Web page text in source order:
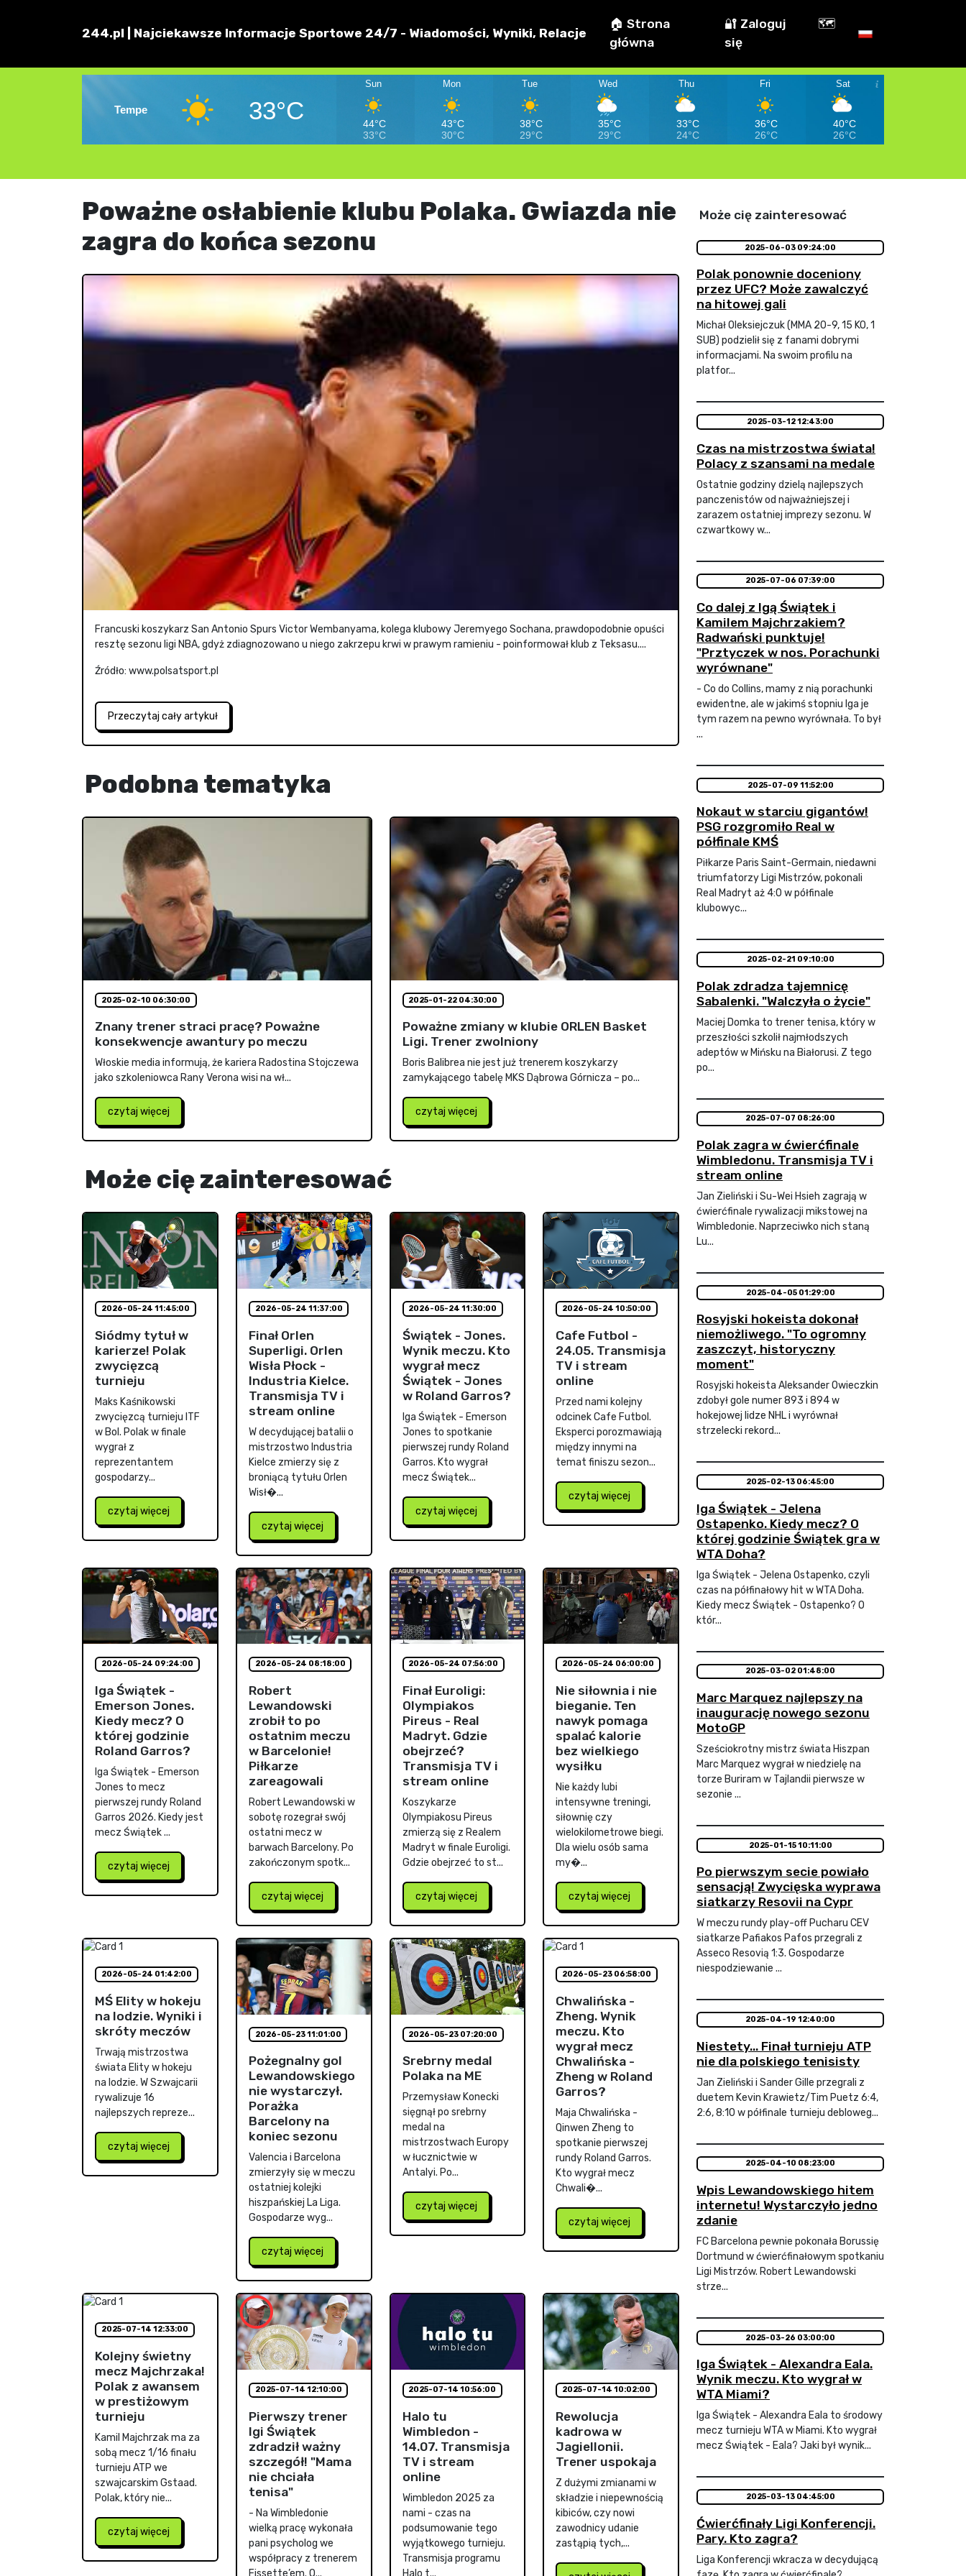
244.pl | Najciekawsze Informacje Sportowe 24/7 - Wiadomości, Wyniki, Relacje
🏠 Strona
główna
🔐 Zaloguj
się
🗺️
Tempe 33°C
Sun
44°C
33°C
Mon
43°C
30°C
Tue
38°C
29°C
Wed
35°C
29°C
Thu
33°C
24°C
Fri
36°C
26°C
Sat
40°C
26°C
Poważne osłabienie klubu Polaka. Gwiazda nie
zagra do końca sezonu
Francuski koszykarz San Antonio Spurs Victor Wembanyama, kolega klubowy Jeremyego Sochana, prawdopodobnie opuści
resztę sezonu ligi NBA, gdyż zdiagnozowano u niego zakrzepu krwi w prawym ramieniu - poinformował klub z Teksasu....
Źródło: www.polsatsport.pl
Przeczytaj cały artykuł
Podobna tematyka
2025-02-10 06:30:00
Znany trener straci pracę? Poważne
konsekwencje awantury po meczu
Włoskie media informują, że kariera Radostina Stojczewa
jako szkoleniowca Rany Verona wisi na wł...
czytaj więcej
2025-01-22 04:30:00
Poważne zmiany w klubie ORLEN Basket
Ligi. Trener zwolniony
Boris Balibrea nie jest już trenerem koszykarzy
zamykającego tabelę MKS Dąbrowa Górnicza – po...
czytaj więcej
Może cię zainteresować
2026-05-24 11:45:00
Siódmy tytuł w
karierze! Polak
zwycięzcą
turnieju
Maks Kaśnikowski
zwycięzcą turnieju ITF
w Bol. Polak w finale
wygrał z
reprezentantem
gospodarzy...
czytaj więcej
2026-05-24 11:37:00
Finał Orlen
Superligi. Orlen
Wisła Płock -
Industria Kielce.
Transmisja TV i
stream online
W decydującej batalii o
mistrzostwo Industria
Kielce zmierzy się z
broniącą tytułu Orlen
Wisł�...
czytaj więcej
2026-05-24 11:30:00
Świątek - Jones.
Wynik meczu. Kto
wygrał mecz
Świątek - Jones
w Roland Garros?
Iga Świątek - Emerson
Jones to spotkanie
pierwszej rundy Roland
Garros. Kto wygrał
mecz Świątek...
czytaj więcej
2026-05-24 10:50:00
Cafe Futbol -
24.05. Transmisja
TV i stream
online
Przed nami kolejny
odcinek Cafe Futbol.
Eksperci porozmawiają
między innymi na
temat finiszu sezon...
czytaj więcej
2026-05-24 09:24:00
Iga Świątek -
Emerson Jones.
Kiedy mecz? O
której godzinie
Roland Garros?
Iga Świątek - Emerson
Jones to mecz
pierwszej rundy Roland
Garros 2026. Kiedy jest
mecz Świątek ...
czytaj więcej
2026-05-24 08:18:00
Robert
Lewandowski
zrobił to po
ostatnim meczu
w Barcelonie!
Piłkarze
zareagowali
Robert Lewandowski w
sobotę rozegrał swój
ostatni mecz w
barwach Barcelony. Po
zakończonym spotk...
czytaj więcej
2026-05-24 07:56:00
Finał Euroligi:
Olympiakos
Pireus - Real
Madryt. Gdzie
obejrzeć?
Transmisja TV i
stream online
Koszykarze
Olympiakosu Pireus
zmierzą się z Realem
Madryt w finale Euroligi.
Gdzie obejrzeć to st...
czytaj więcej
2026-05-24 06:00:00
Nie siłownia i nie
bieganie. Ten
nawyk pomaga
spalać kalorie
bez wielkiego
wysiłku
Nie każdy lubi
intensywne treningi,
siłownię czy
wielokilometrowe biegi.
Dla wielu osób sama
my�...
czytaj więcej
2026-05-24 01:42:00
MŚ Elity w hokeju
na lodzie. Wyniki i
skróty meczów
Trwają mistrzostwa
świata Elity w hokeju
na lodzie. W Szwajcarii
rywalizuje 16
najlepszych repreze...
czytaj więcej
2026-05-23 11:01:00
Pożegnalny gol
Lewandowskiego
nie wystarczył.
Porażka
Barcelony na
koniec sezonu
Valencia i Barcelona
zmierzyły się w meczu
ostatniej kolejki
hiszpańskiej La Liga.
Gospodarze wyg...
czytaj więcej
2026-05-23 07:20:00
Srebrny medal
Polaka na ME
Przemysław Konecki
sięgnął po srebrny
medal na
mistrzostwach Europy
w łucznictwie w
Antalyi. Po...
czytaj więcej
2026-05-23 06:58:00
Chwalińska -
Zheng. Wynik
meczu. Kto
wygrał mecz
Chwalińska -
Zheng w Roland
Garros?
Maja Chwalińska -
Qinwen Zheng to
spotkanie pierwszej
rundy Roland Garros.
Kto wygrał mecz
Chwali�...
czytaj więcej
2025-07-14 12:33:00
Kolejny świetny
mecz Majchrzaka!
Polak z awansem
w prestiżowym
turnieju
Kamil Majchrzak ma za
sobą mecz 1/16 finału
turnieju ATP we
szwajcarskim Gstaad.
Polak, który nie...
czytaj więcej
2025-07-14 12:10:00
Pierwszy trener
Igi Świątek
zdradził ważny
szczegół! "Mama
nie chciała
tenisa"
- Na Wimbledonie
wielką pracę wykonała
pani psycholog we
współpracy z trenerem
Fissette’em. O...
2025-07-14 10:56:00
Halo tu
Wimbledon -
14.07. Transmisja
TV i stream
online
Wimbledon 2025 za
nami - czas na
podsumowanie tego
wyjątkowego turnieju.
Transmisja programu
Halo t...
2025-07-14 10:02:00
Rewolucja
kadrowa w
Jagiellonii.
Trener uspokaja
Z dużymi zmianami w
składzie i niepewnością
kibiców, czy nowi
zawodnicy udanie
zastąpią tych,...
Może cię zainteresować
2025-06-03 09:24:00
Polak ponownie doceniony
przez UFC? Może zawalczyć
na hitowej gali
Michał Oleksiejczuk (MMA 20-9, 15 KO, 1
SUB) podzielił się z fanami dobrymi
informacjami. Na swoim profilu na
platfor...
2025-03-12 12:43:00
Czas na mistrzostwa świata!
Polacy z szansami na medale
Ostatnie godziny dzielą najlepszych
panczenistów od najważniejszej i
zarazem ostatniej imprezy sezonu. W
czwartkowy w...
2025-07-06 07:39:00
Co dalej z Igą Świątek i
Kamilem Majchrzakiem?
Radwański punktuje!
"Prztyczek w nos. Porachunki
wyrównane"
- Co do Collins, mamy z nią porachunki
ewidentne, ale w jakimś stopniu Iga je
tym razem na pewno wyrównała. To był
...
2025-07-09 11:52:00
Nokaut w starciu gigantów!
PSG rozgromiło Real w
półfinale KMŚ
Piłkarze Paris Saint-Germain, niedawni
triumfatorzy Ligi Mistrzów, pokonali
Real Madryt aż 4:0 w półfinale
klubowyc...
2025-02-21 09:10:00
Polak zdradza tajemnicę
Sabalenki. "Walczyła o życie"
Maciej Domka to trener tenisa, który w
przeszłości szkolił najmłodszych
adeptów w Mińsku na Białorusi. Z tego
po...
2025-07-07 08:26:00
Polak zagra w ćwierćfinale
Wimbledonu. Transmisja TV i
stream online
Jan Zieliński i Su-Wei Hsieh zagrają w
ćwierćfinale rywalizacji mikstowej na
Wimbledonie. Naprzeciwko nich staną
Lu...
2025-04-05 01:29:00
Rosyjski hokeista dokonał
niemożliwego. "To ogromny
zaszczyt, historyczny
moment"
Rosyjski hokeista Aleksander Owieczkin
zdobył gole numer 893 i 894 w
hokejowej lidze NHL i wyrównał
strzelecki rekord...
2025-02-13 06:45:00
Iga Świątek - Jelena
Ostapenko. Kiedy mecz? O
której godzinie Świątek gra w
WTA Doha?
Iga Świątek - Jelena Ostapenko, czyli
czas na półfinałowy hit w WTA Doha.
Kiedy mecz Świątek - Ostapenko? O
któr...
2025-03-02 01:48:00
Marc Marquez najlepszy na
inaugurację nowego sezonu
MotoGP
Sześciokrotny mistrz świata Hiszpan
Marc Marquez wygrał w niedzielę na
torze Buriram w Tajlandii pierwsze w
sezonie ...
2025-01-15 10:11:00
Po pierwszym secie powiało
sensacją! Zwycięska wyprawa
siatkarzy Resovii na Cypr
W meczu rundy play-off Pucharu CEV
siatkarze Pafiakos Pafos przegrali z
Asseco Resovią 1:3. Gospodarze
niespodziewanie ...
2025-04-19 12:40:00
Niestety... Finał turnieju ATP
nie dla polskiego tenisisty
Jan Zieliński i Sander Gille przegrali z
duetem Kevin Krawietz/Tim Puetz 6:4,
2:6, 8:10 w półfinale turnieju debloweg...
2025-04-10 08:23:00
Wpis Lewandowskiego hitem
internetu! Wystarczyło jedno
zdanie
FC Barcelona pewnie pokonała Borussię
Dortmund w ćwierćfinałowym spotkaniu
Ligi Mistrzów. Robert Lewandowski
strze...
2025-03-26 03:00:00
Iga Świątek - Alexandra Eala.
Wynik meczu. Kto wygrał w
WTA Miami?
Iga Świątek - Alexandra Eala to środowy
mecz turnieju WTA w Miami. Kto wygrał
mecz Świątek - Eala? Jaki był wynik...
2025-03-13 04:45:00
Ćwierćfinały Ligi Konferencji.
Pary. Kto zagra?
Liga Konferencji wkracza w decydującą